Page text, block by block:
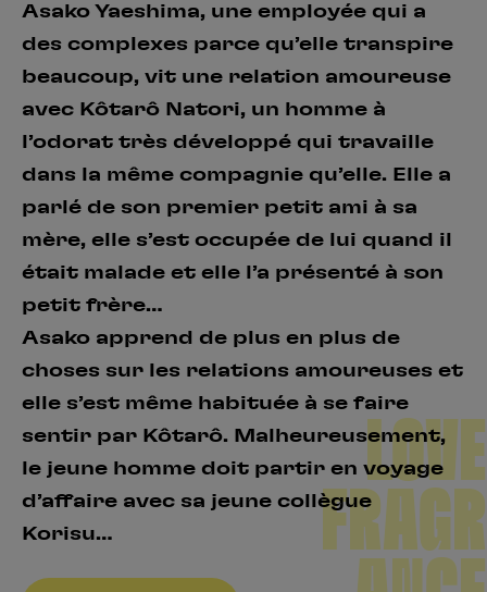
Asako Yaeshima, une employée qui a
des complexes parce qu’elle transpire
beaucoup, vit une relation amoureuse
avec Kôtarô Natori, un homme à
l’odorat très développé qui travaille
dans la même compagnie qu’elle. Elle a
parlé de son premier petit ami à sa
mère, elle s’est occupée de lui quand il
était malade et elle l’a présenté à son
petit frère…
Asako apprend de plus en plus de
choses sur les relations amoureuses et
elle s’est même habituée à se faire
sentir par Kôtarô. Malheureusement,
le jeune homme doit partir en voyage
d’affaire avec sa jeune collègue
Korisu…
LOVE
FRAGR